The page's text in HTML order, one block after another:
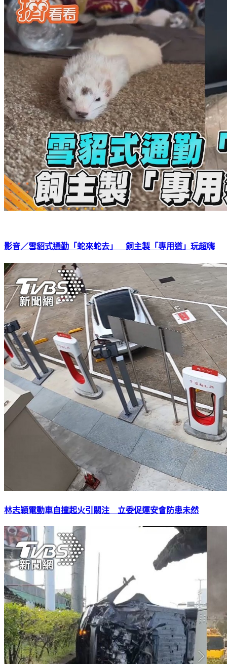
影音／雪貂式通勤「蛇來蛇去」 飼主製「專用道」玩超嗨
林志穎電動車自撞起火引關注 立委促運安會防患未然